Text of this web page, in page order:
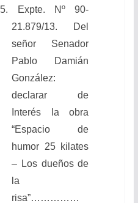
5.
Expte. Nº 90-
21.879/13. Del
señor Senador
Pablo Damián
González:
declarar de
Interés la obra
“Espacio de
humor 25 kilates
– Los dueños de
la
risa”……………